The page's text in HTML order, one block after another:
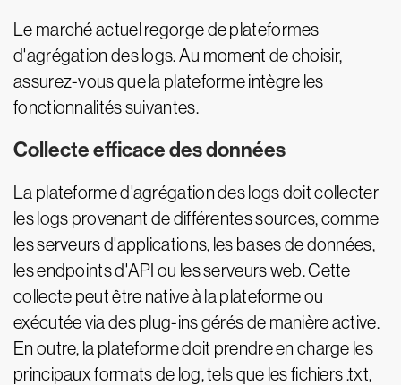
Le marché actuel regorge de plateformes
d'agrégation des logs. Au moment de choisir,
assurez-vous que la plateforme intègre les
fonctionnalités suivantes.
Collecte efficace des données
La plateforme d'agrégation des logs doit collecter
les logs provenant de différentes sources, comme
les serveurs d'applications, les bases de données,
les endpoints d'API ou les serveurs web. Cette
collecte peut être native à la plateforme ou
exécutée via des plug-ins gérés de manière active.
En outre, la plateforme doit prendre en charge les
principaux formats de log, tels que les fichiers .txt,